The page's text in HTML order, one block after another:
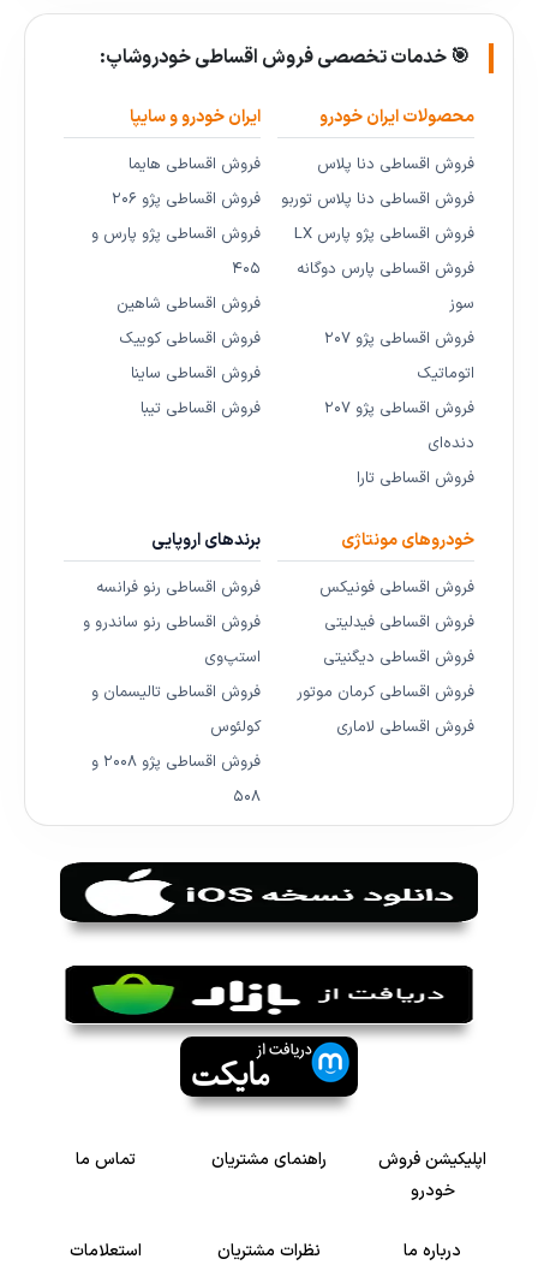
🎯 خدمات تخصصی فروش اقساطی خودروشاپ:
محصولات ایران خودرو
فروش اقساطی دنا پلاس
فروش اقساطی دنا پلاس توربو
فروش اقساطی پژو پارس LX
فروش اقساطی پارس دوگانه
سوز
فروش اقساطی پژو ۲۰۷
اتوماتیک
فروش اقساطی پژو ۲۰۷
دنده‌ای
فروش اقساطی تارا
ایران خودرو و سایپا
فروش اقساطی هایما
فروش اقساطی پژو ۲۰۶
فروش اقساطی پژو پارس و
۴۰۵
فروش اقساطی شاهین
فروش اقساطی کوییک
فروش اقساطی ساینا
فروش اقساطی تیبا
خودروهای مونتاژی
فروش اقساطی فونیکس
فروش اقساطی فیدلیتی
فروش اقساطی دیگنیتی
فروش اقساطی کرمان موتور
فروش اقساطی لاماری
برندهای اروپایی
فروش اقساطی رنو فرانسه
فروش اقساطی رنو ساندرو و
استپ‌وی
فروش اقساطی تالیسمان و
کولئوس
فروش اقساطی پژو ۲۰۰۸ و
۵۰۸
اپلیکیشن فروش
خودرو
راهنمای مشتریان تماس ما
درباره ما نظرات مشتریان استعلامات